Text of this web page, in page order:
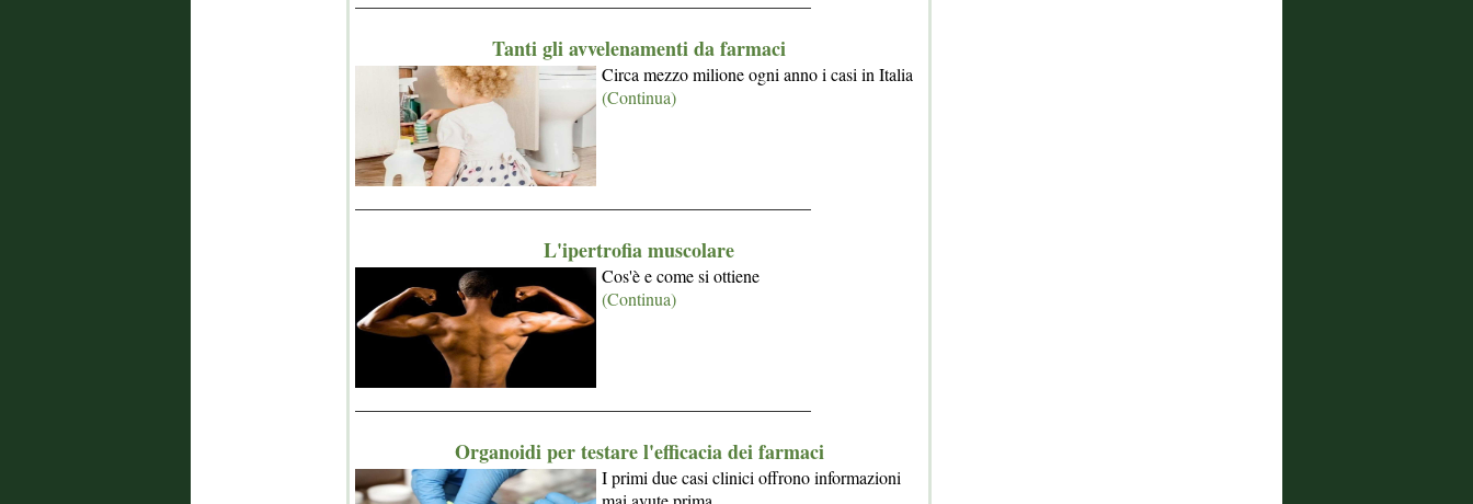
Tanti gli avvelenamenti da farmaci
Circa mezzo milione ogni anno i casi in Italia
(Continua)
L'ipertrofia muscolare
Cos'è e come si ottiene
(Continua)
Organoidi per testare l'efficacia dei farmaci
I primi due casi clinici offrono informazioni